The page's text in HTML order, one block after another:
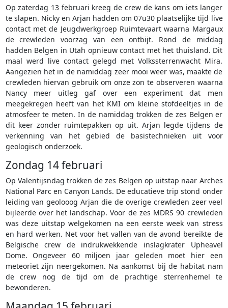
Op zaterdag 13 februari kreeg de crew de kans om iets langer
te slapen. Nicky en Arjan hadden om 07u30 plaatselijke tijd live
contact met de Jeugdwerkgroep Ruimtevaart waarna Margaux
de crewleden voorzag van een ontbijt. Rond de middag
hadden Belgen in Utah opnieuw contact met het thuisland. Dit
maal werd live contact gelegd met Volkssterrenwacht Mira.
Aangezien het in de namiddag zeer mooi weer was, maakte de
crewleden hiervan gebruik om onze zon te observeren waarna
Nancy meer uitleg gaf over een experiment dat men
meegekregen heeft van het KMI om kleine stofdeeltjes in de
atmosfeer te meten. In de namiddag trokken de zes Belgen er
dit keer zonder ruimtepakken op uit. Arjan legde tijdens de
verkenning van het gebied de basistechnieken uit voor
geologisch onderzoek.
Zondag 14 februari
Op Valentijsndag trokken de zes Belgen op uitstap naar Arches
National Parc en Canyon Lands. De educatieve trip stond onder
leiding van geolooog Arjan die de overige crewleden zeer veel
bijleerde over het landschap. Voor de zes MDRS 90 crewleden
was deze uitstap welgekomen na een eerste week van stress
en hard werken. Net voor het vallen van de avond bereikte de
Belgische crew de indrukwekkende inslagkrater Upheavel
Dome. Ongeveer 60 miljoen jaar geleden moet hier een
meteoriet zijn neergekomen. Na aankomst bij de habitat nam
de crew nog de tijd om de prachtige sterrenhemel te
bewonderen.